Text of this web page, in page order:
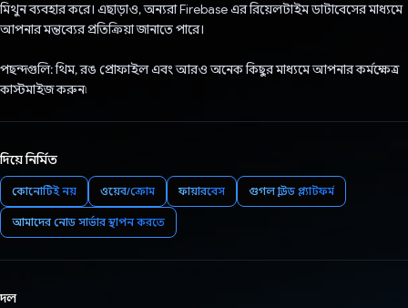
মিথুন ব্যবহার করে। এছাড়াও, অন্যরা Firebase এর রিয়েলটাইম ডাটাবেসের মাধ্যমে
আপনার মন্তব্যের প্রতিক্রিয়া জানাতে পারে।
পছন্দগুলি: থিম, রঙ প্রোফাইল এবং আরও অনেক কিছুর মাধ্যমে আপনার কর্মক্ষেত্র
কাস্টমাইজ করুন৷
দিয়ে নির্মিত
কোনোটিই নয় ওয়েব/ক্রোম ফায়ারবেস গুগল ক্লাউড প্ল্যাটফর্ম
আমাদের নোড সার্ভার স্থাপন করতে
দল